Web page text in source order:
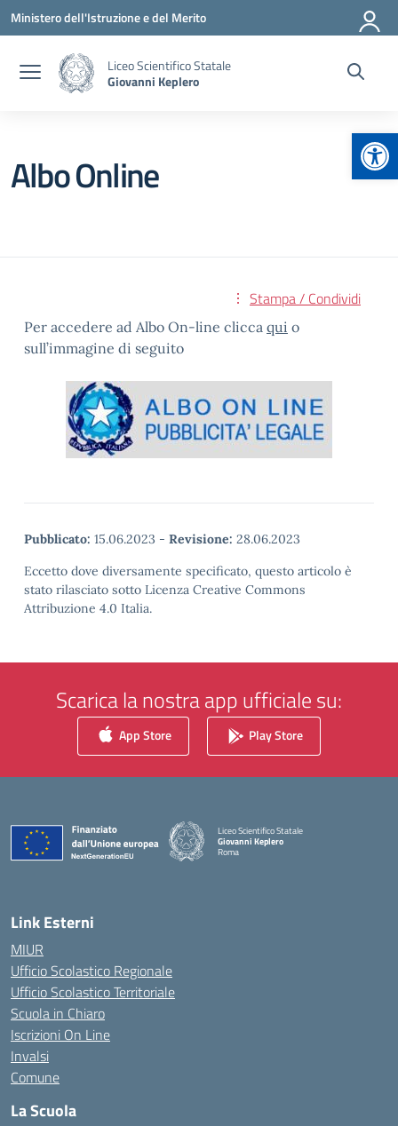
Vai ai contenuti
Vai al menu di navigazione
Vai al footer
Ministero dell'Istruzione e del Merito
Liceo Scientifico Statale
Giovanni Keplero
Albo Online
Stampa / Condividi
Per accedere ad Albo On-line clicca qui o
sull’immagine di seguito
Pubblicato: 15.06.2023 - Revisione: 28.06.2023
Eccetto dove diversamente specificato, questo articolo è
stato rilasciato sotto Licenza Creative Commons
Attribuzione 4.0 Italia.
Scarica la nostra app ufficiale su:
App Store Play Store
Liceo Scientifico Statale
Giovanni Keplero
Roma
Link Esterni
MIUR
Ufficio Scolastico Regionale
Ufficio Scolastico Territoriale
Scuola in Chiaro
Iscrizioni On Line
Invalsi
Comune
La Scuola